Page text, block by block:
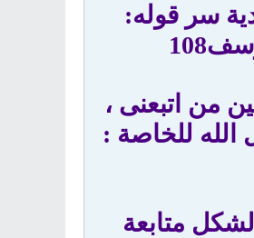
سر قوله:
من اتبعنى ،
الله للخاصة :
متابعة